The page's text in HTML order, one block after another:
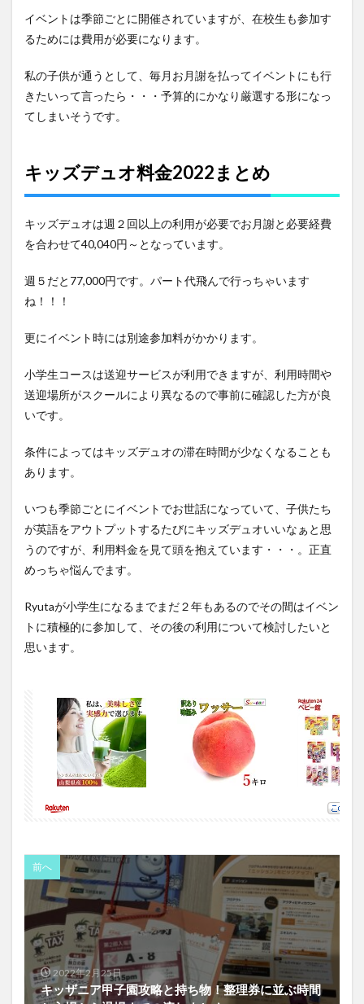
イベントは季節ごとに開催されていますが、在校生も参加す
るためには費用が必要になります。
私の子供が通うとして、毎月お月謝を払ってイベントにも行
きたいって言ったら・・・予算的にかなり厳選する形になっ
てしまいそうです。
キッズデュオ料金2022まとめ
キッズデュオは週２回以上の利用が必要でお月謝と必要経費
を合わせて40,040円～となっています。
週５だと77,000円です。パート代飛んで行っちゃいます
ね！！！
更にイベント時には別途参加料がかかります。
小学生コースは送迎サービスが利用できますが、利用時間や
送迎場所がスクールにより異なるので事前に確認した方が良
いです。
条件によってはキッズデュオの滞在時間が少なくなることも
あります。
いつも季節ごとにイベントでお世話になっていて、子供たち
が英語をアウトプットするたびにキッズデュオいいなぁと思
うのですが、利用料金を見て頭を抱えています・・・。正直
めっちゃ悩んでます。
Ryutaが小学生になるまでまだ２年もあるのでその間はイベン
トに積極的に参加して、その後の利用について検討したいと
思います。
前へ
2022年2月25日
キッザニア甲子園攻略と持ち物！整理券に並ぶ時間